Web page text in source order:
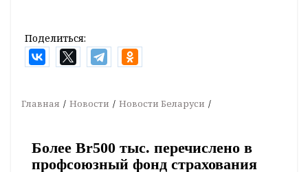
Поделиться:
Главная Новости Новости Беларуси
Более Br500 тыс. перечислено в
профсоюзный фонд страхования